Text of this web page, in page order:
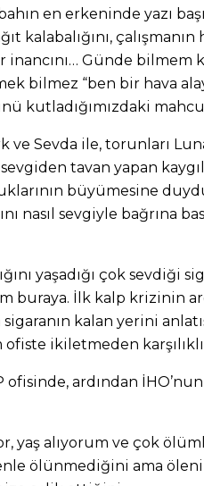
en erkeninde yazı
kalabalığını,
Günde bilmem
bilmez “ben bir hava
kutladığımızdaki
ve Sevda ile, torunları
tavan yapan
büyümesine
nasıl sevgiyle bağrına
yaşadığı çok sevdiği
buraya. İlk kalp krizinin
sigaranın kalan yerini
ofiste ikiletmeden
ofisinde, ardından
yaş alıyorum ve çok
ölünmediğini ama